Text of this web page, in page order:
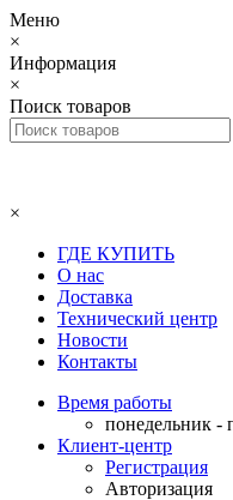
Меню
×
Информация
×
Поиск товаров
×
ГДЕ КУПИТЬ
О нас
Доставка
Технический центр
Новости
Контакты
Время работы
понедельник -
Клиент-центр
Регистрация
Авторизация